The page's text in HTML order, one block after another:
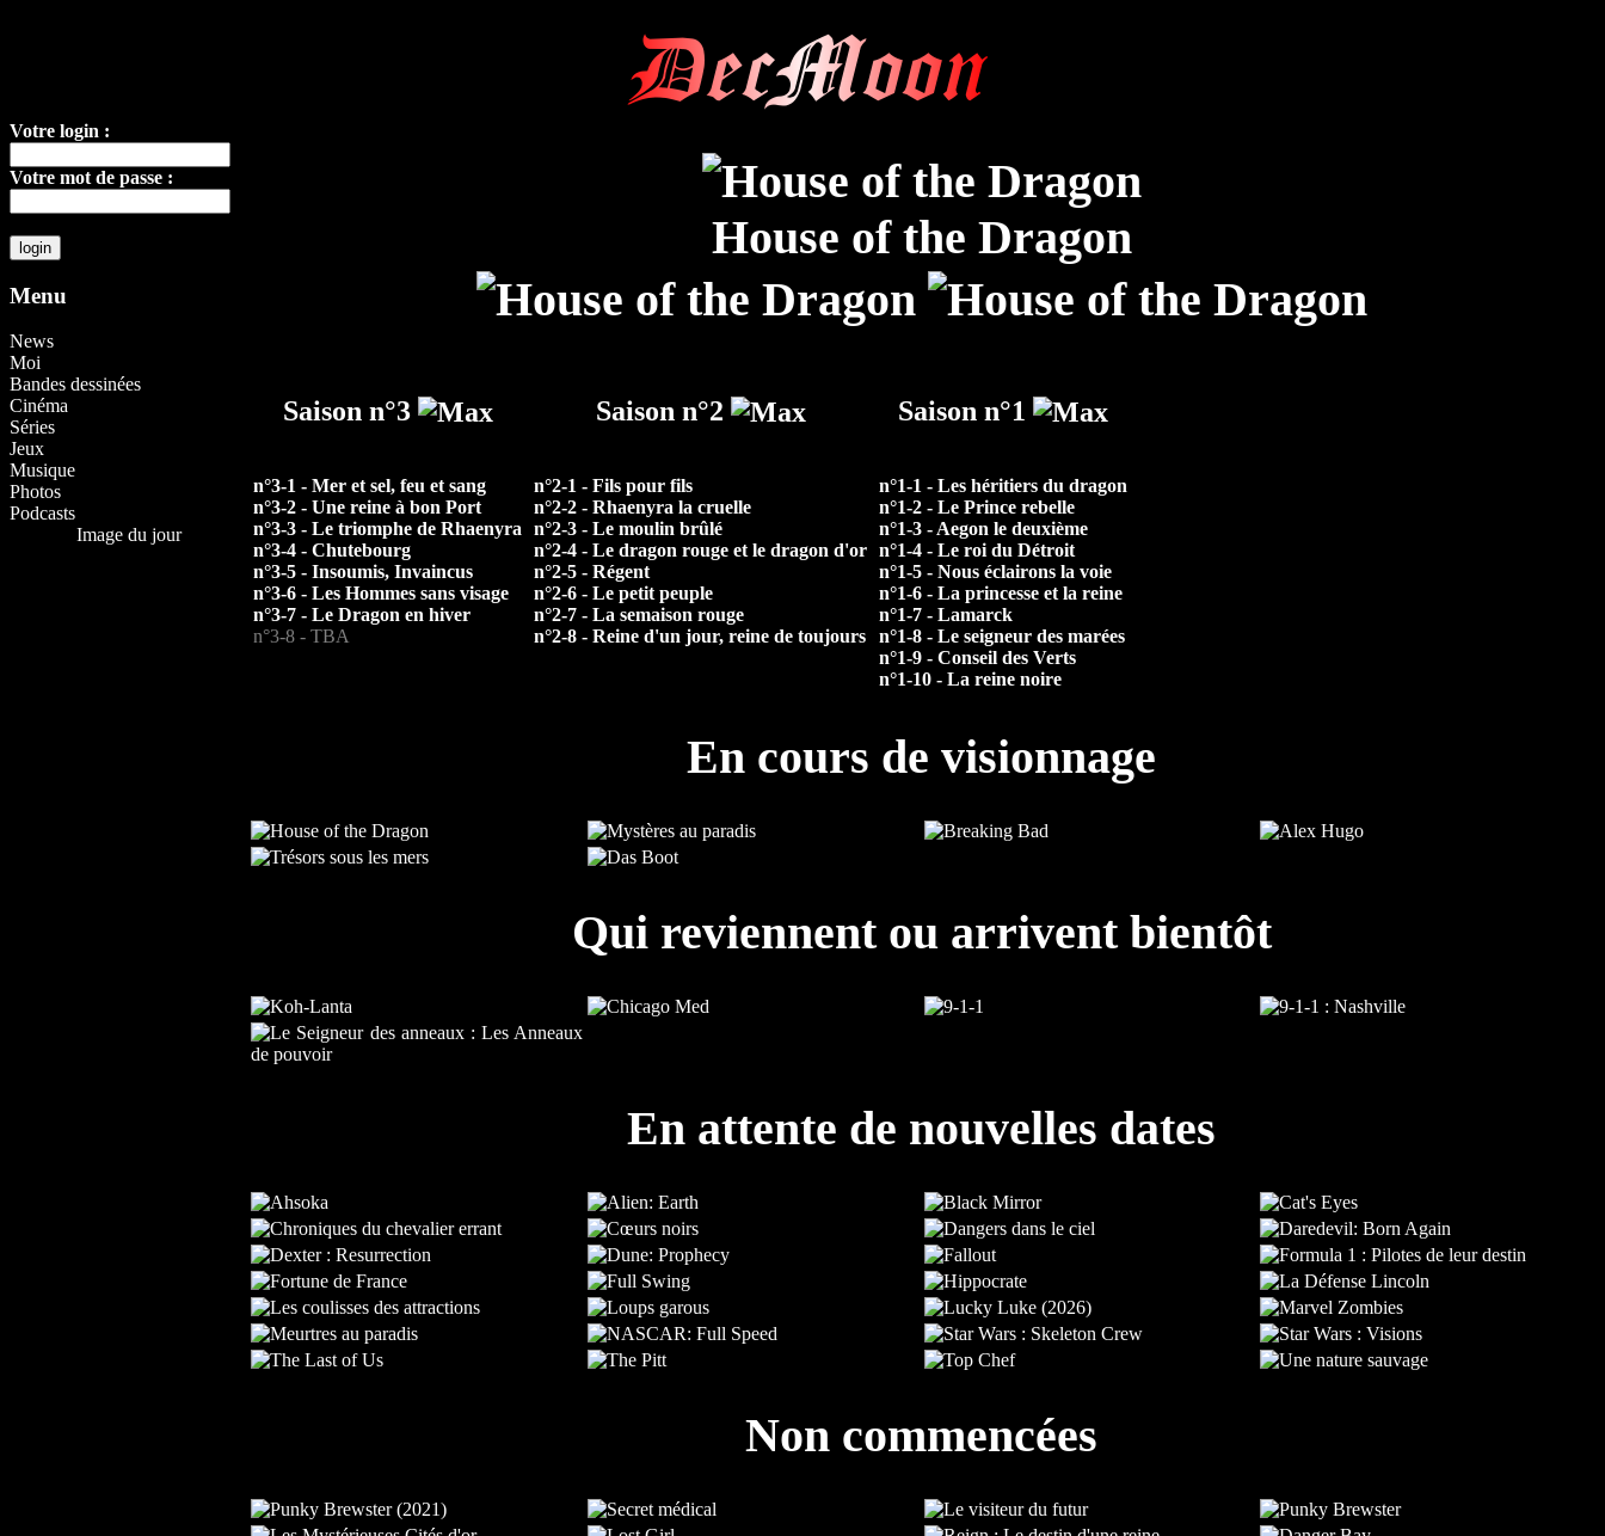
DecMoon
Votre login :
Votre mot de passe :
Menu
News
Moi
Bandes dessinées
Cinéma
Séries
Jeux
Musique
Photos
Podcasts
Image du jour
House of the Dragon
Saison n°3
n°3-1 - Mer et sel, feu et sang
n°3-2 - Une reine à bon Port
n°3-3 - Le triomphe de Rhaenyra
n°3-4 - Chutebourg
n°3-5 - Insoumis, Invaincus
n°3-6 - Les Hommes sans visage
n°3-7 - Le Dragon en hiver
n°3-8 - TBA
Saison n°2
n°2-1 - Fils pour fils
n°2-2 - Rhaenyra la cruelle
n°2-3 - Le moulin brûlé
n°2-4 - Le dragon rouge et le dragon d'or
n°2-5 - Régent
n°2-6 - Le petit peuple
n°2-7 - La semaison rouge
n°2-8 - Reine d'un jour, reine de toujours
Saison n°1
n°1-1 - Les héritiers du dragon
n°1-2 - Le Prince rebelle
n°1-3 - Aegon le deuxième
n°1-4 - Le roi du Détroit
n°1-5 - Nous éclairons la voie
n°1-6 - La princesse et la reine
n°1-7 - Lamarck
n°1-8 - Le seigneur des marées
n°1-9 - Conseil des Verts
n°1-10 - La reine noire
En cours de visionnage
Qui reviennent ou arrivent bientôt
En attente de nouvelles dates
Non commencées